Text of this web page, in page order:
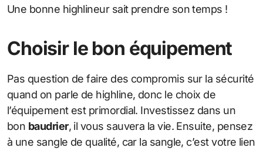
Une bonne highlineur sait prendre son temps !
Choisir le bon équipement
Pas question de faire des compromis sur la sécurité
quand on parle de highline, donc le choix de
l’équipement est primordial. Investissez dans un
bon baudrier, il vous sauvera la vie. Ensuite, pensez
à une sangle de qualité, car la sangle, c’est votre lien